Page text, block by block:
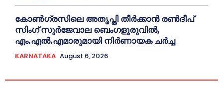
കോൺഗ്രസിലെ അതൃപ്തി തീർക്കാൻ രൺദീപ്
സിംഗ് സുര്‍ജേവാല ബെംഗളൂരുവിൽ,
എം.എൽ.എമാരുമായി നിർണായക ചർച്ച
KARNATAKA August 6, 2026